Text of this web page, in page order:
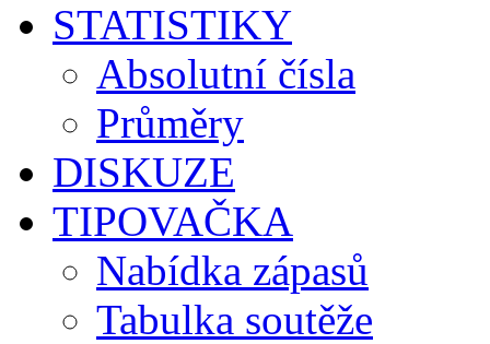
STATISTIKY
Absolutní čísla
Průměry
DISKUZE
TIPOVAČKA
Nabídka zápasů
Tabulka soutěže